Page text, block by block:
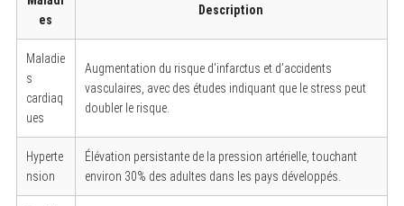
es
Description
Maladie
s
cardiaq
ues
Augmentation du risque d’infarctus et d’accidents
vasculaires, avec des études indiquant que le stress peut
doubler le risque.
Hyperte
nsion
Élévation persistante de la pression artérielle, touchant
environ 30% des adultes dans les pays développés.